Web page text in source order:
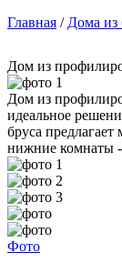
Главная / Дома из
Дом из
Дом из
идеальное
бруса
нижние комнаты -
Фото